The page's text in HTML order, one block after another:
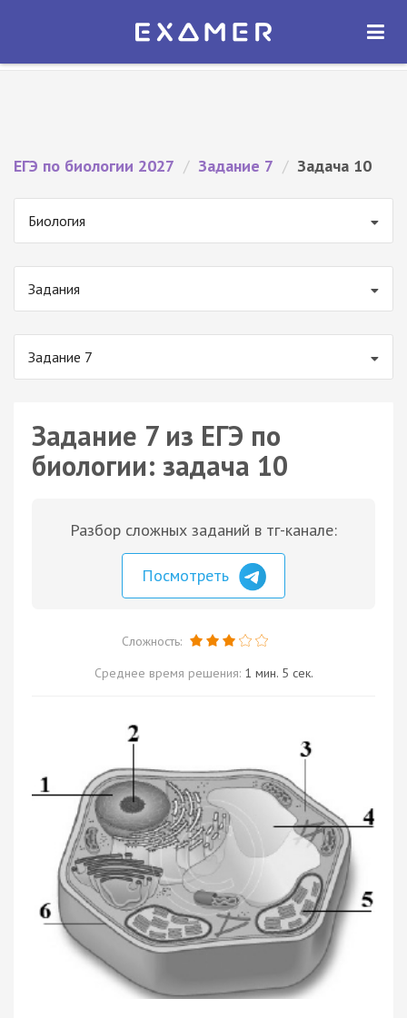
Экзамер — ЕГЭ 2027
ОТКРЫТЬ
ЕГЭ по биологии 2027 / Задание 7 / Задача 10
Биология
Задания
Задание 7
Задание 7 из ЕГЭ по
биологии: задача 10
Разбор сложных заданий в тг-канале:
Посмотреть
Сложность:
Среднее время решения: 1 мин. 5 сек.